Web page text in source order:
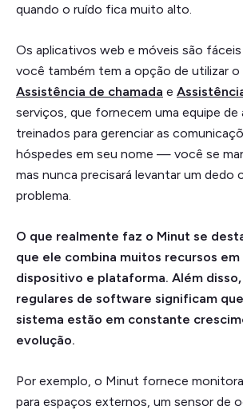
quando o ruído fica muito alto.
Os aplicativos web e móveis são fáceis
você também tem a opção de utilizar
Assistência de chamada e
serviços, que fornecem uma equipe de
treinados para gerenciar as
hóspedes em seu nome — você se
mas nunca precisará levantar um dedo
problema.
O que realmente faz o Minut se
que ele combina muitos recursos em
dispositivo e plataforma. Além
regulares de software significam
sistema estão em constante
evolução.
Por exemplo, o Minut fornece
para espaços externos, um sensor de